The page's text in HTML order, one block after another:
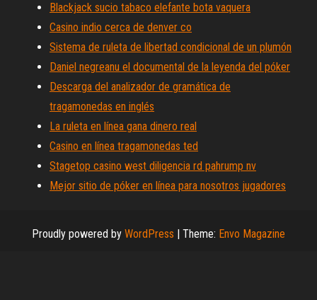
Blackjack sucio tabaco elefante bota vaquera
Casino indio cerca de denver co
Sistema de ruleta de libertad condicional de un plumón
Daniel negreanu el documental de la leyenda del póker
Descarga del analizador de gramática de
tragamonedas en inglés
La ruleta en línea gana dinero real
Casino en línea tragamonedas ted
Stagetop casino west diligencia rd pahrump nv
Mejor sitio de póker en línea para nosotros jugadores
Proudly powered by WordPress | Theme: Envo Magazine